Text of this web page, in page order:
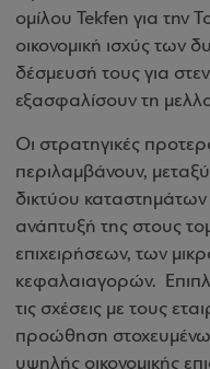
ομίλου Tekfen για την
οικονομική ισχύς των
δέσμευσή τους για
εξασφαλίσουν τη
Οι στρατηγικές
περιλαμβάνουν,
δικτύου καταστημάτων
ανάπτυξή της στους
επιχειρήσεων, των
κεφαλαιαγορών.
τις σχέσεις με τους
προώθηση
υψηλής οικονομικής